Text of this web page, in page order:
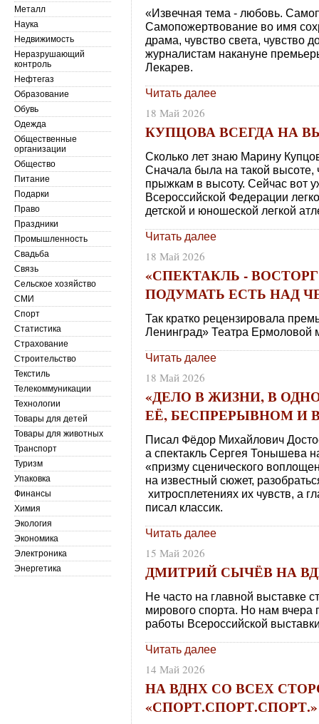
«Извечная тема - любовь.
Самопожертвование во имя
драма, чувство света, чувство
журналистам накануне
Лекарев.
Читать далее
18 Май 2026
КУПЦОВА ВСЕГДА НА
Сколько лет знаю Марину
Сначала была на такой
прыжкам в высоту. Сейчас вот
Всероссийской Федерации
детской и юношеской легкой
Читать далее
18 Май 2026
«СПЕКТАКЛЬ -
ПОДУМАТЬ ЕСТЬ НАД
Так кратко рецензировала
Ленинград» Театра Ермоловой
Читать далее
18 Май 2026
«ДЕЛО В ЖИЗНИ, В
ЕЁ, БЕСПРЕРЫВНОМ И
Писал Фёдор Михайлович
а спектакль Сергея Тонышева
«призму сценического
на известный сюжет,
хитросплетениях их чувств, а
писал классик.
Читать далее
15 Май 2026
ДМИТРИЙ СЫЧЁВ НА
Не часто на главной выставке
мирового спорта. Но нам
работы Всероссийской
Читать далее
14 Май 2026
НА ВДНХ СО ВСЕХ
«СПОРТ.СПОРТ.СПОРТ.»
Металл
Наука
Недвижимость
Неразрушающий
контроль
Нефтегаз
Образование
Обувь
Одежда
Общественные
организации
Общество
Питание
Подарки
Право
Праздники
Промышленность
Свадьба
Связь
Сельское хозяйство
СМИ
Спорт
Статистика
Страхование
Строительство
Текстиль
Телекоммуникации
Технологии
Товары для детей
Товары для животных
Транспорт
Туризм
Упаковка
Финансы
Химия
Экология
Экономика
Электроника
Энергетика